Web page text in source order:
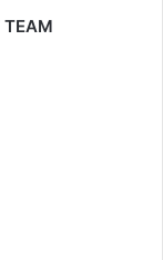
TEAM